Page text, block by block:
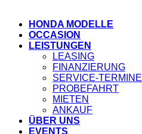
HONDA MODELLE
OCCASION
LEISTUNGEN
LEASING
FINANZIERUNG
SERVICE-TERMINE
PROBEFAHRT
MIETEN
ANKAUF
ÜBER UNS
EVENTS